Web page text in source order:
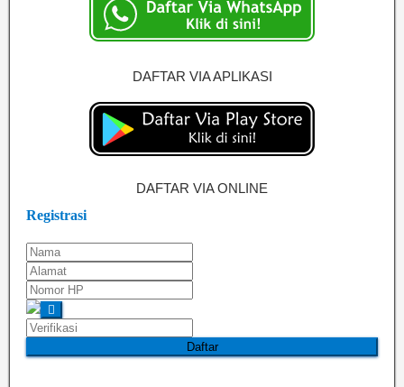
DAFTAR VIA APLIKASI
DAFTAR VIA ONLINE